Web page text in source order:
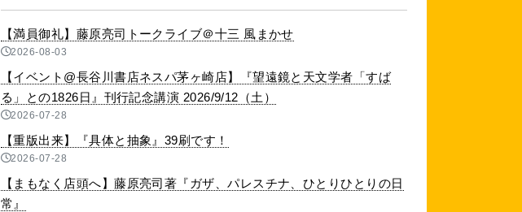
【満員御礼】藤原亮司トークライブ＠十三 風まかせ
2026-08-03
【イベント@長谷川書店ネスパ茅ヶ崎店】『望遠鏡と天文学者「すば
る」との1826日』刊行記念講演 2026/9/12（土）
2026-07-28
【重版出来】『具体と抽象』39刷です！
2026-07-28
【まもなく店頭へ】藤原亮司著『ガザ、パレスチナ、ひとりひとりの日
常』